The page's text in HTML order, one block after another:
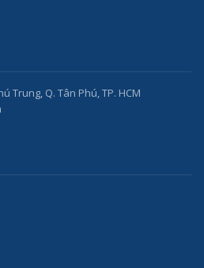
Trung, Q. Tân Phú, TP. HCM